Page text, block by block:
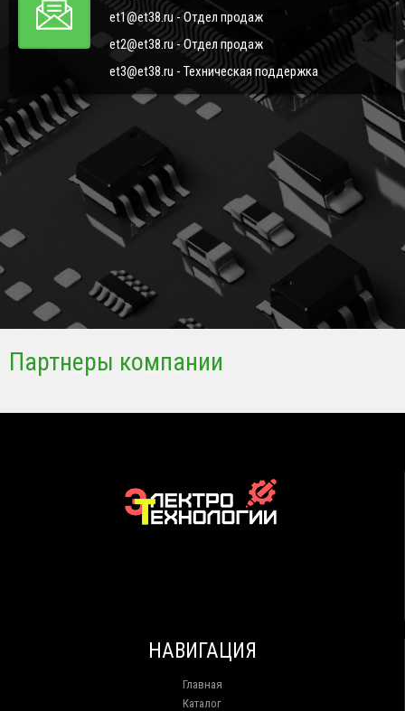
et1@et38.ru - Отдел продаж
et2@et38.ru - Отдел продаж
et3@et38.ru - Техническая поддержка
Партнеры компании
НАВИГАЦИЯ
Главная
Каталог